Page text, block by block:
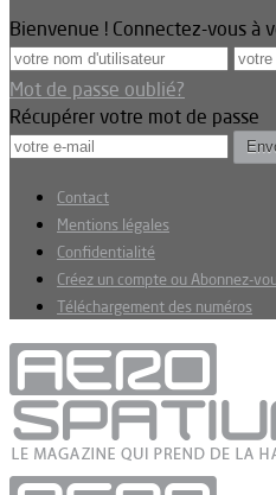
Bienvenue ! Connectez-vous à
Mot de passe oublié?
Récupérer votre mot de passe
Contact
Mentions légales
Confidentialité
Créez un compte ou Abonnez-
Téléchargement des numéros